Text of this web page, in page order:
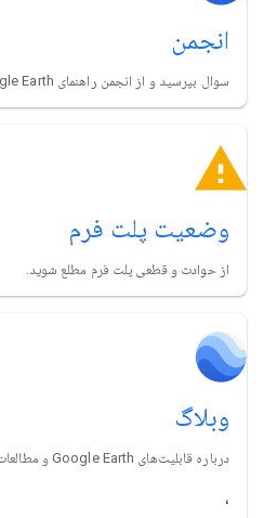
انجمن
سوال بپرسید و از انجمن راهنمای Google Earth بازخورد دریافت کنید.
وضعیت پلت فرم
از حوادث و قطعی پلت فرم مطلع شوید.
وبلاگ
درباره قابلیت‌های Google Earth و مطالعات موردی بیشتر بخوانید.
،